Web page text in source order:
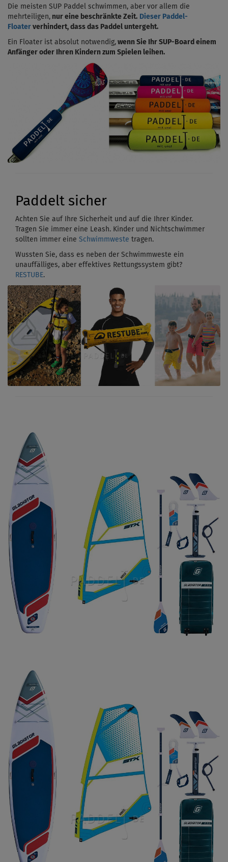
Die meisten SUP Paddel schwimmen, aber vor allem die
mehrteiligen, nur eine beschränkte Zeit. Dieser Paddel-
Floater verhindert, dass das Paddel untergeht.
Ein Floater ist absolut notwendig, wenn Sie Ihr SUP-Board einem
Anfänger oder Ihren Kindern zum Spielen leihen.
Paddelt sicher
Achten Sie auf Ihre Sicherheit und auf die Ihrer Kinder.
Tragen Sie immer eine Leash. Kinder und Nichtschwimmer
sollten immer eine Schwimmweste tragen.
Wussten Sie, dass es neben der Schwimmweste ein
unauffälliges, aber effektives Rettungssystem gibt?
RESTUBE.